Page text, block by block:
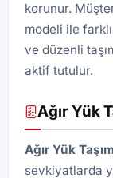
korunur.
modeli ile
ve düzenli
aktif tutulur.
Ağır Yük
Ağır Yük
sevkiyatlarda